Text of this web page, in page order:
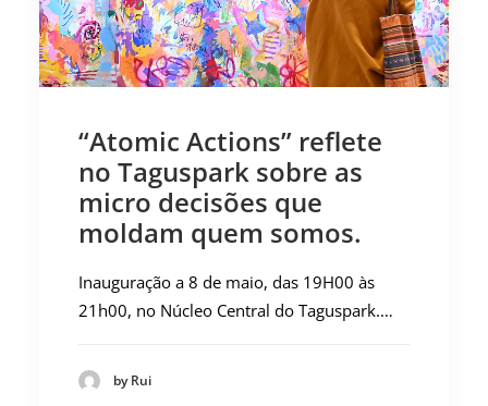
“Atomic Actions” reflete
no Taguspark sobre as
micro decisões que
moldam quem somos.
Inauguração a 8 de maio, das 19H00 às
21h00, no Núcleo Central do Taguspark.…
by Rui